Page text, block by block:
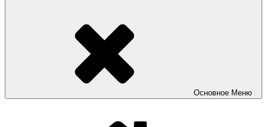
Основное Меню